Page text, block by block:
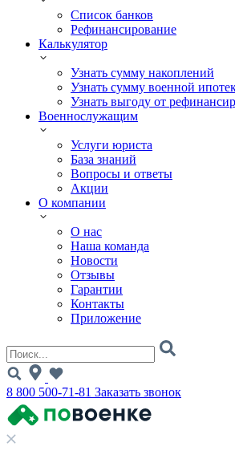
Список банков
Рефинансирование
Калькулятор
Узнать сумму накоплений
Узнать сумму военной
Узнать выгоду от
Военнослужащим
Услуги юриста
База знаний
Вопросы и ответы
Акции
О компании
О нас
Наша команда
Новости
Отзывы
Гарантии
Контакты
Приложение
8 800 500-71-81 Заказать звонок